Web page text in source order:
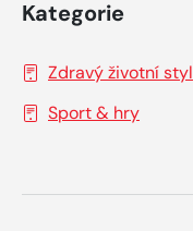
Kategorie
Zdravý životní styl
Sport & hry